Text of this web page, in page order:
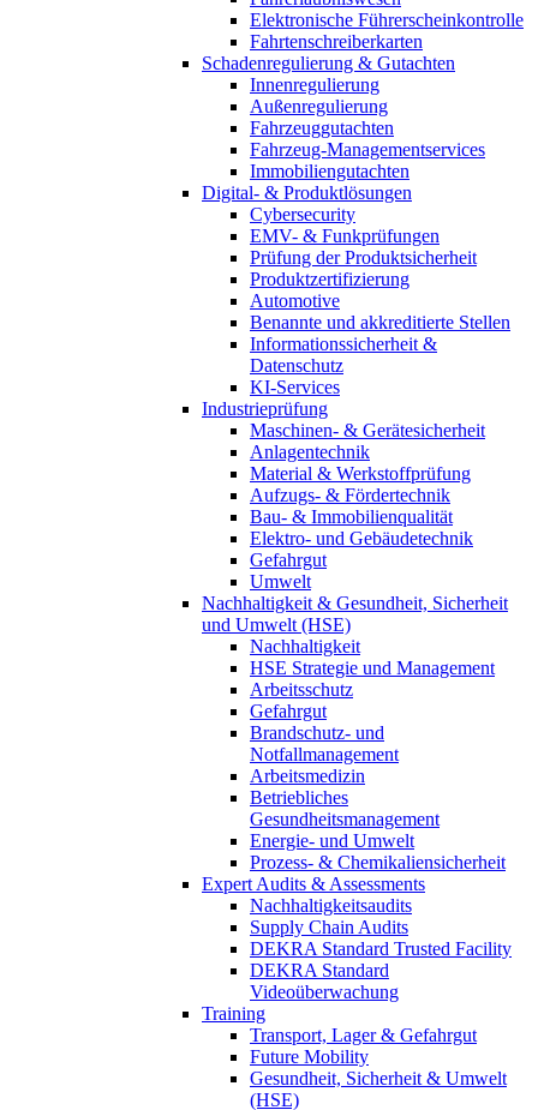
Elektronische Führerscheinkontrolle
Fahrtenschreiberkarten
Schadenregulierung & Gutachten
Innenregulierung
Außenregulierung
Fahrzeuggutachten
Fahrzeug-Managementservices
Immobiliengutachten
Digital- & Produktlösungen
Cybersecurity
EMV- & Funkprüfungen
Prüfung der Produktsicherheit
Produktzertifizierung
Automotive
Benannte und akkreditierte Stellen
Informationssicherheit &
Datenschutz
KI-Services
Industrieprüfung
Maschinen- & Gerätesicherheit
Anlagentechnik
Material & Werkstoffprüfung
Aufzugs- & Fördertechnik
Bau- & Immobilienqualität
Elektro- und Gebäudetechnik
Gefahrgut
Umwelt
Nachhaltigkeit & Gesundheit, Sicherheit
und Umwelt (HSE)
Nachhaltigkeit
HSE Strategie und Management
Arbeitsschutz
Gefahrgut
Brandschutz- und
Notfallmanagement
Arbeitsmedizin
Betriebliches
Gesundheitsmanagement
Energie- und Umwelt
Prozess- & Chemikaliensicherheit
Expert Audits & Assessments
Nachhaltigkeitsaudits
Supply Chain Audits
DEKRA Standard Trusted Facility
DEKRA Standard
Videoüberwachung
Training
Transport, Lager & Gefahrgut
Future Mobility
Gesundheit, Sicherheit & Umwelt
(HSE)